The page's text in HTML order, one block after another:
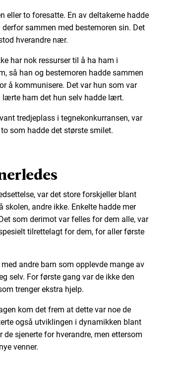
eller to foresatte. En av deltakerne hadde
sammen med bestemoren sin. Det
hverandre nær.
har nok ressurser til å ha ham i
så han og bestemoren hadde sammen
å kommunisere. Det var hun som var
lærte ham det hun selv hadde lært.
tredjeplass i tegnekonkurransen, var
som hadde det største smilet.
var det store forskjeller blant
skolen, andre ikke. Enkelte hadde mer
som derimot var felles for dem alle, var
tilrettelagt for dem, for aller første
andre barn som opplevde mange av
selv. For første gang var de ikke den
trenger ekstra hjelp.
kom det frem at dette var noe de
også utviklingen i dynamikken blant
sjenerte for hverandre, men ettersom
venner.